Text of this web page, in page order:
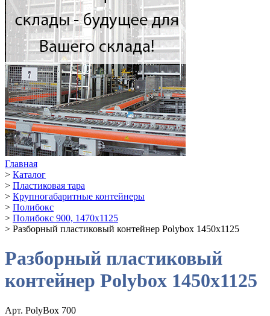
Главная
> Каталог
> Пластиковая тара
> Крупногабаритные контейнеры
> Полибокс
> Полибокс 900, 1470х1125
> Разборный пластиковый контейнер Polybox 1450х1125
Разборный пластиковый
контейнер Polybox 1450х1125
Арт. PolyBox 700